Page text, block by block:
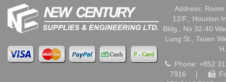
Address: Room
12/F., Houston
Bldg., No 32-40
Lung St., Tsuen
Phone: +852
7916
|